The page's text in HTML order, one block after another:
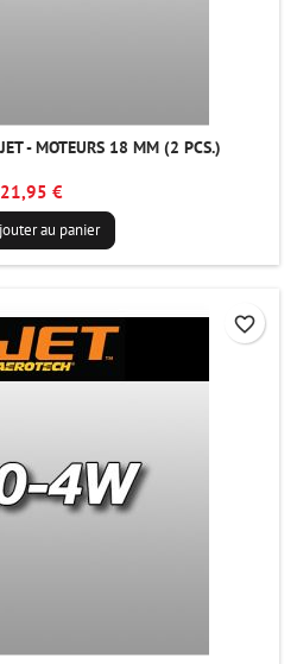
- MOTEURS 18 MM (2 PCS.)
21,95 €
au panier
favorite_border